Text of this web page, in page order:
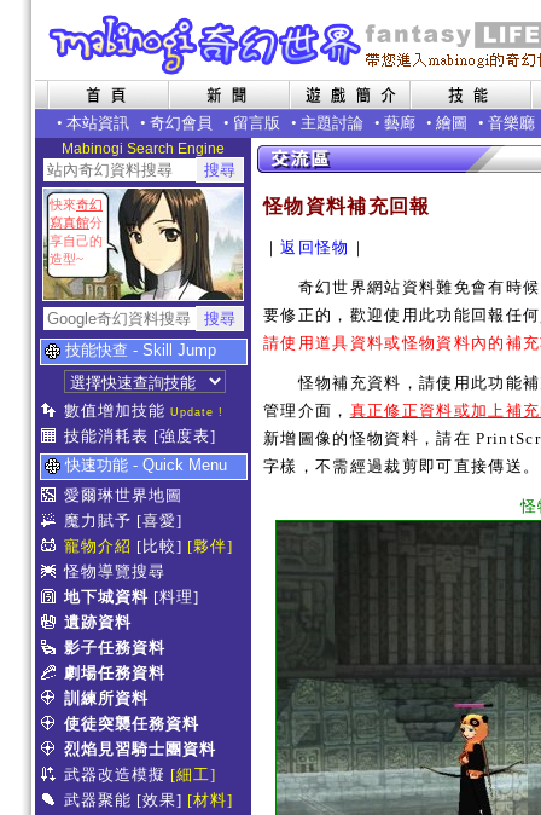
• 本站資訊 • 奇幻會員 • 留言版 • 主題討論 • 藝廊 • 繪圖 • 音樂廳
Mabinogi Search Engine
快來奇幻
寫真館分
享自己的
造型~
技能快查 - Skill Jump
數值增加技能 Update !
技能消耗表 [強度表]
快速功能 - Quick Menu
愛爾琳世界地圖
魔力賦予 [喜愛]
寵物介紹 [比較] [夥伴]
怪物導覽搜尋
地下城資料 [料理]
遺跡資料
影子任務資料
劇場任務資料
訓練所資料
使徒突襲任務資料
烈焰見習騎士團資料
武器改造模擬 [細工]
武器聚能 [效果] [材料]
怪物資料補充回報
｜返回怪物 ｜
奇幻世界網站資料難免會有時候
要修正的，歡迎使用此功能回報任
請使用道具資料或怪物資料內的補
怪物補充資料，請使用此功能補
管理介面， 真正修正資料或加上補
新增圖像的怪物資料，請在
字樣，不需經過裁剪即可直接傳送。
怪